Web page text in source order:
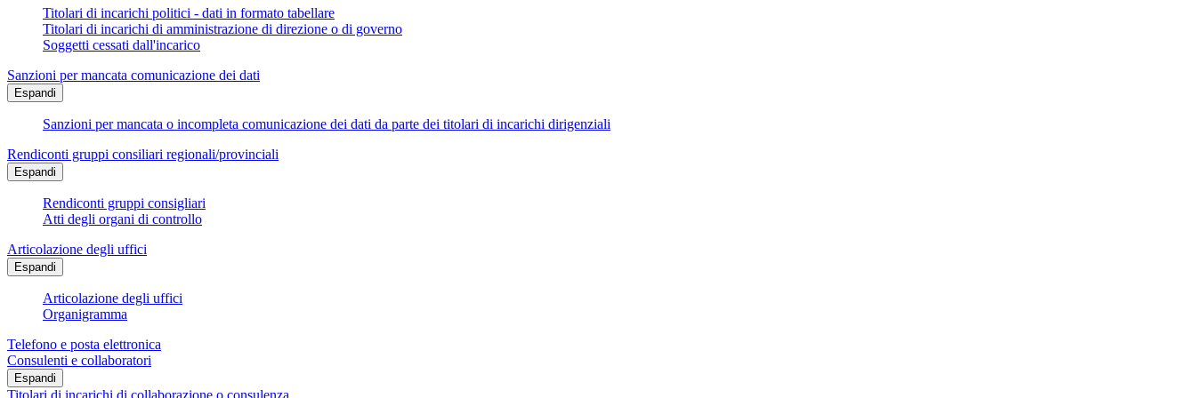
Titolari di incarichi politici - dati in formato tabellare
Titolari di incarichi di amministrazione di direzione o di governo
Soggetti cessati dall'incarico
Sanzioni per mancata comunicazione dei dati
Espandi
Sanzioni per mancata o incompleta comunicazione dei dati da parte dei titolari di incarichi dirigenziali
Rendiconti gruppi consiliari regionali/provinciali
Espandi
Rendiconti gruppi consigliari
Atti degli organi di controllo
Articolazione degli uffici
Espandi
Articolazione degli uffici
Organigramma
Telefono e posta elettronica
Consulenti e collaboratori
Espandi
Titolari di incarichi di collaborazione o consulenza